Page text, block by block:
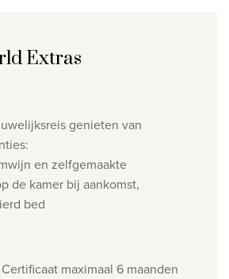
Extras
genieten van
en zelfgemaakte
de kamer bij aankomst,
bed
maximaal 6 maanden